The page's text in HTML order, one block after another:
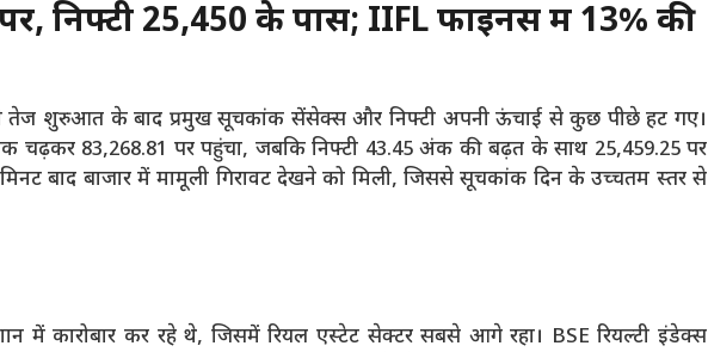
निफ्टी 25,450 के पास; IIFL फाइनेंस में 13% की
तेज शुरुआत के बाद प्रमुख सूचकांक सेंसेक्स और निफ्टी अपनी ऊंचाई से कुछ पीछे हट गए।
चढ़कर 83,268.81 पर पहुंचा, जबकि निफ्टी 43.45 अंक की बढ़त के साथ 25,459.25 पर
मिनट बाद बाजार में मामूली गिरावट देखने को मिली, जिससे सूचकांक दिन के उच्चतम स्तर से
में कारोबार कर रहे थे, जिसमें रियल एस्टेट सेक्टर सबसे आगे रहा। BSE रियल्टी इंडेक्स